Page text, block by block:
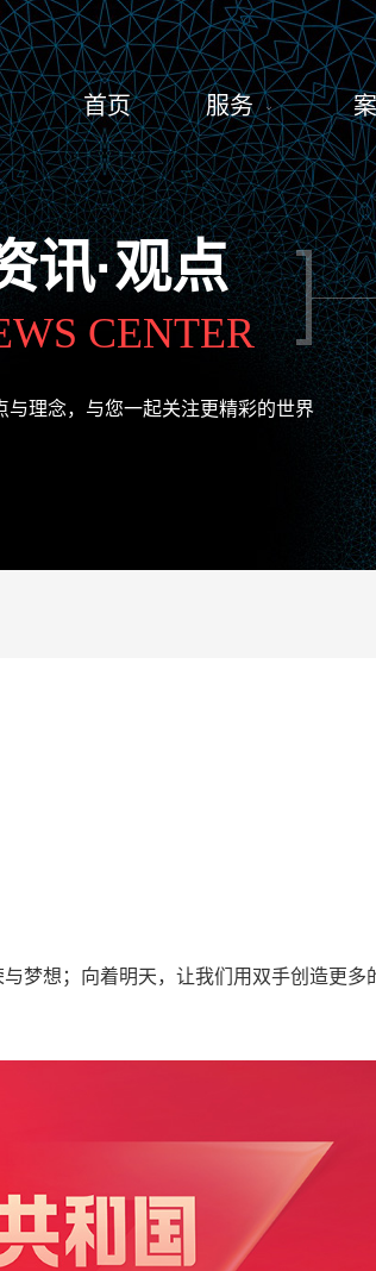
首页 服务 
网站定制开发 微信/小
新闻
关于
讯·观点
CENTER
与理念，与您一起关注更精彩的世界
梦想；向着明天，让我们用双手创造更多